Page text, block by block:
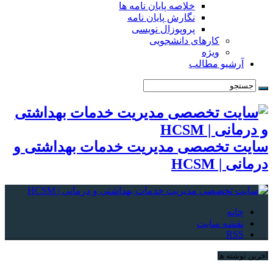
خلاصه پایان نامه ها
نگارش پایان نامه
پروپوزال نویسی
کارهای دانشجویی
ویژه
آرشیو مطالب
سایت تخصصی مدیریت خدمات بهداشتی و
درمانی | HCSM
خانه
نقشه سایت
RSS
آخرین نوشته ها